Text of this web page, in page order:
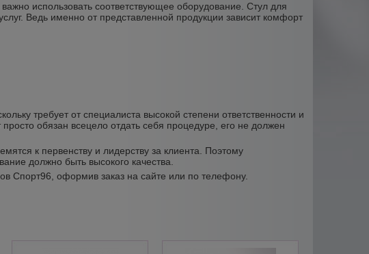
использовать соответствующее оборудование. Стул для
Ведь именно от представленной продукции зависит комфорт
требует от специалиста высокой степени ответственности и
обязан всецело отдать себя процедуре, его не должен
к первенству и лидерству за клиента. Поэтому
должно быть высокого качества.
Спорт96, оформив заказ на сайте или по телефону.